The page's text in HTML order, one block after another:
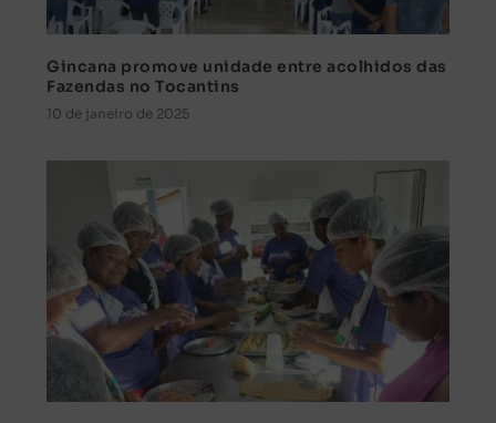
Gincana promove unidade entre acolhidos das
Fazendas no Tocantins
10 de janeiro de 2025